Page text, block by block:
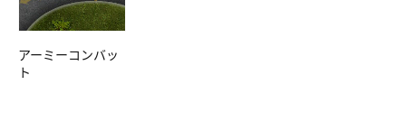
アーミーコンバッ
ト